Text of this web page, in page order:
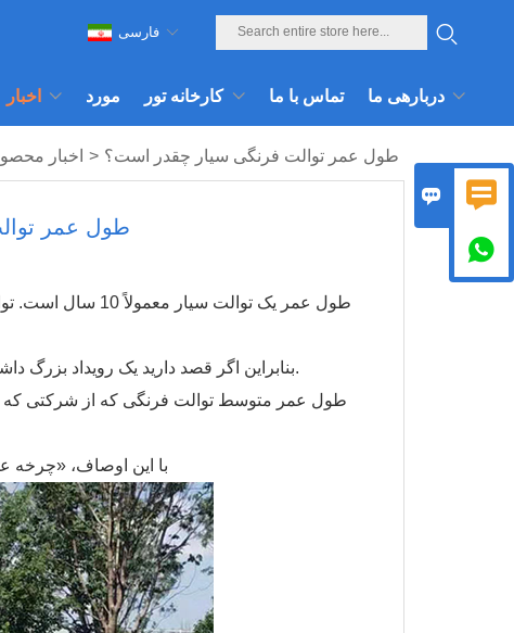
اخبار مورد کارخانه تور تماس با ما دربارهی ما
فارسی
اخبار > طول عمر توالت فرنگی سیار چقدر است؟
طول عمر
طول عمر یک توالت
بنابراین اگر قصد دارید یک رویداد بزرگ داشته باشید یا برای مدت طولانی در یک سایت کار کنید، جای نگرانی نیست.
طول عمر متوسط ​​توالت فرنگی که از شرکتی که
با این اوصاف، «چرخه
 
